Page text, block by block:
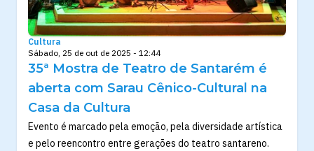
Cultura
Sábado, 25 de out de 2025 - 12:44
35ª Mostra de Teatro de Santarém é
aberta com Sarau Cênico-Cultural na
Casa da Cultura
Evento é marcado pela emoção, pela diversidade artística
e pelo reencontro entre gerações do teatro santareno.